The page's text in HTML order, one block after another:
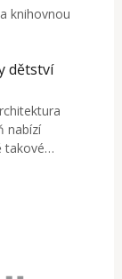
knihovnou
dětství
nabízí
takové…